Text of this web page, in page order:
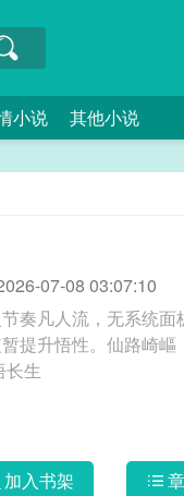
小说 其他小说
07-08 03:07:10
奏凡人流，无系统
提升悟性。仙路崎
峰。 道悟长生
加入书架